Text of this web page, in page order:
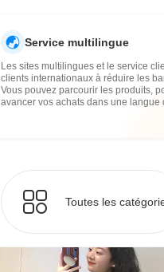
Service multilingue
Les sites multilingues et le service
clients internationaux à réduire les
Vous pouvez parcourir les produits,
avancer vos achats dans une langue
Toutes les